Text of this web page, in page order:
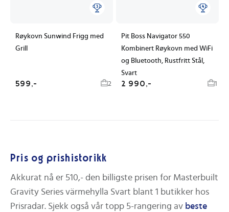
Røykovn Sunwind Frigg med
Grill
599,- 2
Pit Boss Navigator 550
Kombinert Røykovn med WiFi
og Bluetooth, Rustfritt Stål,
Svart
2 990,- 1
Pris og prishistorikk
Akkurat nå er 510,- den billigste prisen for Masterbuilt
Gravity Series värmehylla Svart blant 1 butikker hos
Prisradar. Sjekk også vår topp 5-rangering av beste